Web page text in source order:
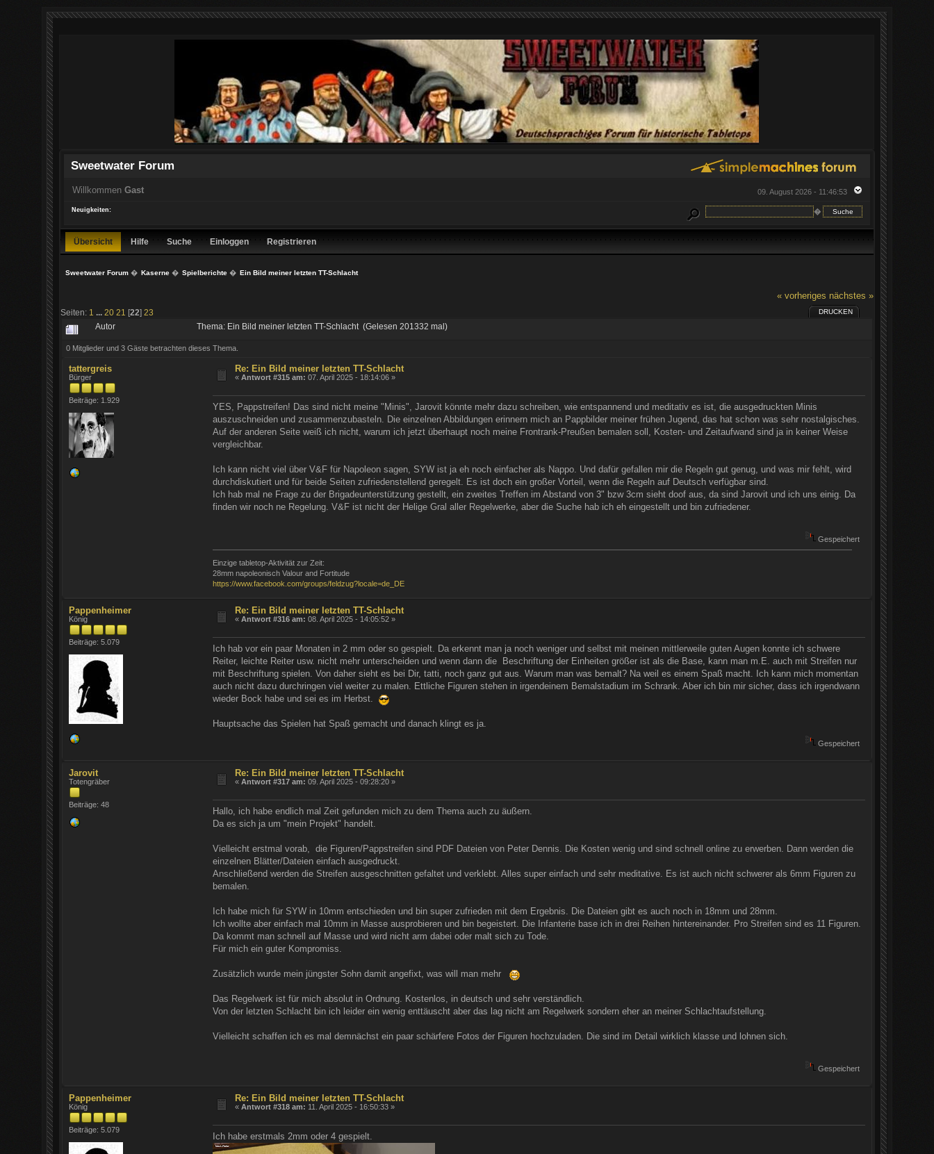
Sweetwater Forum
09. August 2026 - 11:46:53
Willkommen Gast
�
Neuigkeiten:
Übersicht Hilfe Suche Einloggen Registrieren
Sweetwater Forum� Kaserne� Spielberichte� Ein Bild meiner letzten TT-Schlacht
« vorheriges nächstes »
Seiten: 1 ...20 21 [22]23 DRUCKEN
Autor Thema: Ein Bild meiner letzten TT-Schlacht (Gelesen 201332 mal)
0 Mitglieder und 3 Gäste betrachten dieses Thema.
tattergreis
Bürger
Beiträge: 1.929
Re: Ein Bild meiner letzten TT-Schlacht
«Antwort #315 am: 07. April 2025 - 18:14:06 »
YES, Pappstreifen! Das sind nicht meine "Minis", Jarovit könnte mehr dazu schreiben, wie entspannend und meditativ es ist, die ausgedruckten Minis
auszuschneiden und zusammenzubasteln. Die einzelnen Abbildungen erinnern mich an Pappbilder meiner frühen Jugend, das hat schon was sehr nostalgisches.
Auf der anderen Seite weiß ich nicht, warum ich jetzt überhaupt noch meine Frontrank-Preußen bemalen soll, Kosten- und Zeitaufwand sind ja in keiner Weise
vergleichbar.
Ich kann nicht viel über V&F für Napoleon sagen, SYW ist ja eh noch einfacher als Nappo. Und dafür gefallen mir die Regeln gut genug, und was mir fehlt, wird
durchdiskutiert und für beide Seiten zufriedenstellend geregelt. Es ist doch ein großer Vorteil, wenn die Regeln auf Deutsch verfügbar sind.
Ich hab mal ne Frage zu der Brigadeunterstützung gestellt, ein zweites Treffen im Abstand von 3" bzw 3cm sieht doof aus, da sind Jarovit und ich uns einig. Da
finden wir noch ne Regelung. V&F ist nicht der Helige Gral aller Regelwerke, aber die Suche hab ich eh eingestellt und bin zufriedener.
Gespeichert
Einzige tabletop-Aktivität zur Zeit:
28mm napoleonisch Valour and Fortitude
https://www.facebook.com/groups/feldzug?locale=de_DE
Pappenheimer
König
Beiträge: 5.079
Re: Ein Bild meiner letzten TT-Schlacht
«Antwort #316 am: 08. April 2025 - 14:05:52 »
Ich hab vor ein paar Monaten in 2 mm oder so gespielt. Da erkennt man ja noch weniger und selbst mit meinen mittlerweile guten Augen konnte ich schwere
Reiter, leichte Reiter usw. nicht mehr unterscheiden und wenn dann die Beschriftung der Einheiten größer ist als die Base, kann man m.E. auch mit Streifen nur
mit Beschriftung spielen. Von daher sieht es bei Dir, tatti, noch ganz gut aus. Warum man was bemalt? Na weil es einem Spaß macht. Ich kann mich momentan
auch nicht dazu durchringen viel weiter zu malen. Ettliche Figuren stehen in irgendeinem Bemalstadium im Schrank. Aber ich bin mir sicher, dass ich irgendwann
wieder Bock habe und sei es im Herbst.
Hauptsache das Spielen hat Spaß gemacht und danach klingt es ja.
Gespeichert
Jarovit
Totengräber
Beiträge: 48
Re: Ein Bild meiner letzten TT-Schlacht
«Antwort #317 am: 09. April 2025 - 09:28:20 »
Hallo, ich habe endlich mal Zeit gefunden mich zu dem Thema auch zu äußern.
Da es sich ja um "mein Projekt" handelt.
Vielleicht erstmal vorab, die Figuren/Pappstreifen sind PDF Dateien von Peter Dennis. Die Kosten wenig und sind schnell online zu erwerben. Dann werden die
einzelnen Blätter/Dateien einfach ausgedruckt.
Anschließend werden die Streifen ausgeschnitten gefaltet und verklebt. Alles super einfach und sehr meditative. Es ist auch nicht schwerer als 6mm Figuren zu
bemalen.
Ich habe mich für SYW in 10mm entschieden und bin super zufrieden mit dem Ergebnis. Die Dateien gibt es auch noch in 18mm und 28mm.
Ich wollte aber einfach mal 10mm in Masse ausprobieren und bin begeistert. Die Infanterie base ich in drei Reihen hintereinander. Pro Streifen sind es 11 Figuren.
Da kommt man schnell auf Masse und wird nicht arm dabei oder malt sich zu Tode.
Für mich ein guter Kompromiss.
Zusätzlich wurde mein jüngster Sohn damit angefixt, was will man mehr
Das Regelwerk ist für mich absolut in Ordnung. Kostenlos, in deutsch und sehr verständlich.
Von der letzten Schlacht bin ich leider ein wenig enttäuscht aber das lag nicht am Regelwerk sondern eher an meiner Schlachtaufstellung.
Vielleicht schaffen ich es mal demnächst ein paar schärfere Fotos der Figuren hochzuladen. Die sind im Detail wirklich klasse und lohnen sich.
Gespeichert
Pappenheimer
König
Beiträge: 5.079
Re: Ein Bild meiner letzten TT-Schlacht
«Antwort #318 am: 11. April 2025 - 16:50:33 »
Ich habe erstmals 2mm oder 4 gespielt.